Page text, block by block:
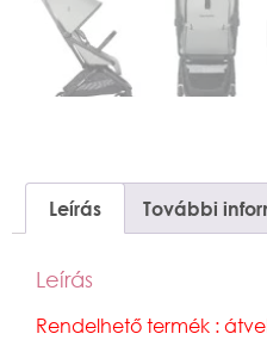
Leírás További
Leírás
Rendelhető termék :